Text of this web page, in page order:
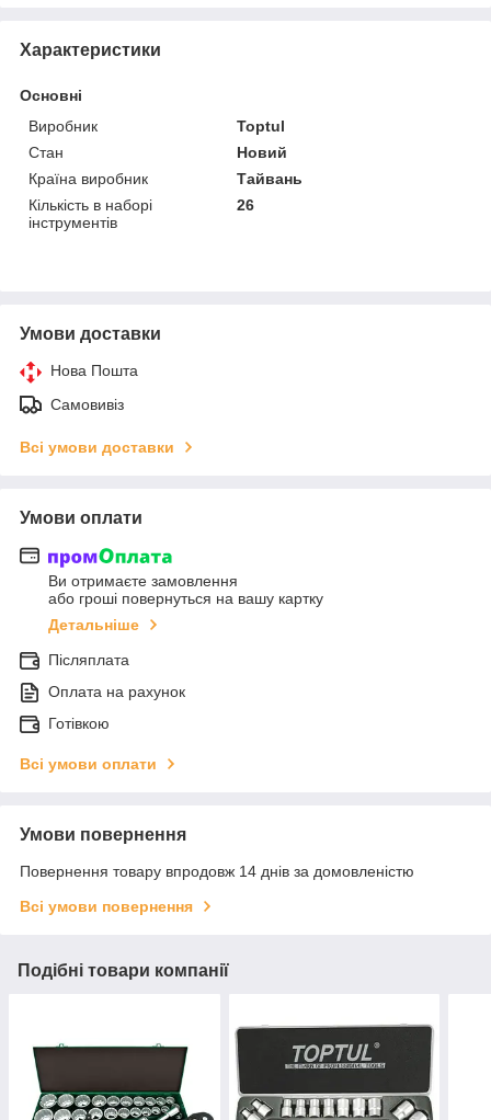
Характеристики
Основні
Виробник
Toptul
Стан
Новий
Країна виробник
Тайвань
Кількість в наборі
інструментів
26
Умови доставки
Нова Пошта
Самовивіз
Всі умови доставки
Умови оплати
Ви отримаєте замовлення
або гроші повернуться на вашу картку
Детальніше
Післяплата
Оплата на рахунок
Готівкою
Всі умови оплати
Умови повернення
Повернення товару впродовж 14 днів за домовленістю
Всі умови повернення
Подібні товари компанії